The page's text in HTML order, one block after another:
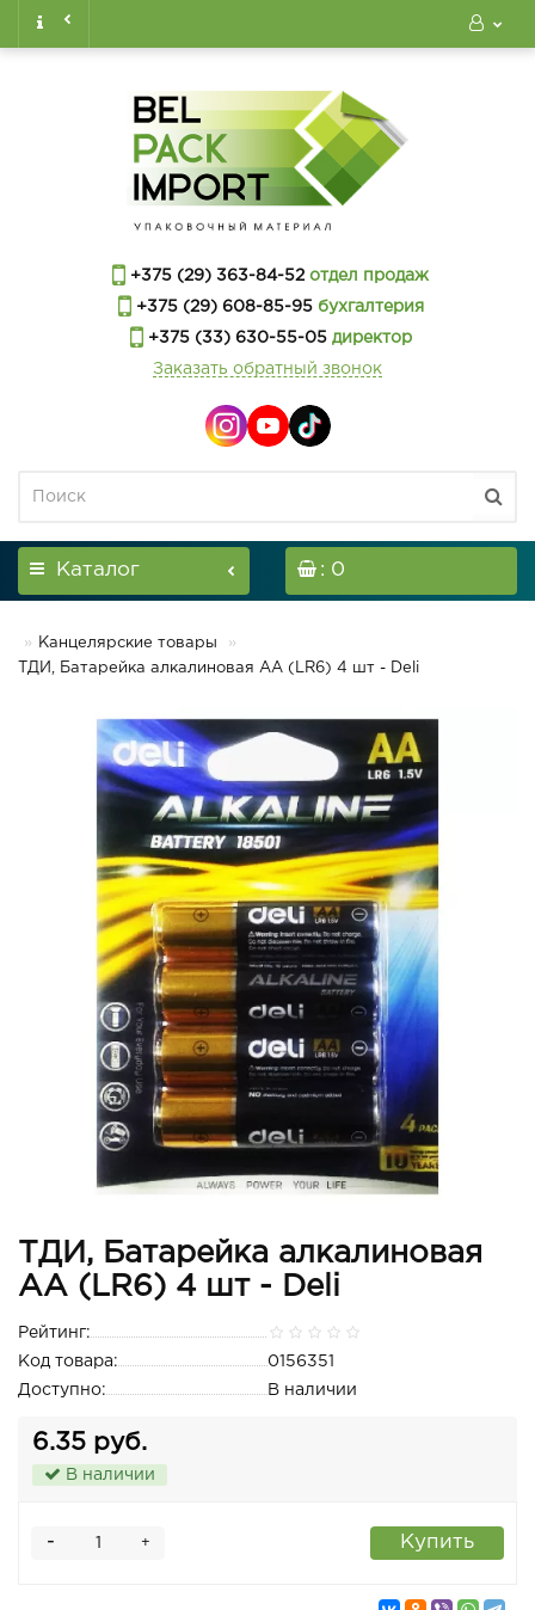
+375 (29) 363-84-52 отдел продаж
+375 (29) 608-85-95бухгалтерия
+375 (33) 630-55-05директор
Заказать обратный звонок
Каталог : 0
Канцелярские товары
ТДИ, Батарейка алкалиновая АА (LR6) 4 шт - Deli
ТДИ, Батарейка алкалиновая
АА (LR6) 4 шт - Deli
Рейтинг:
Код товара:
0156351
Доступно:
В наличии
6.35 руб.
В наличии
+
- Купить